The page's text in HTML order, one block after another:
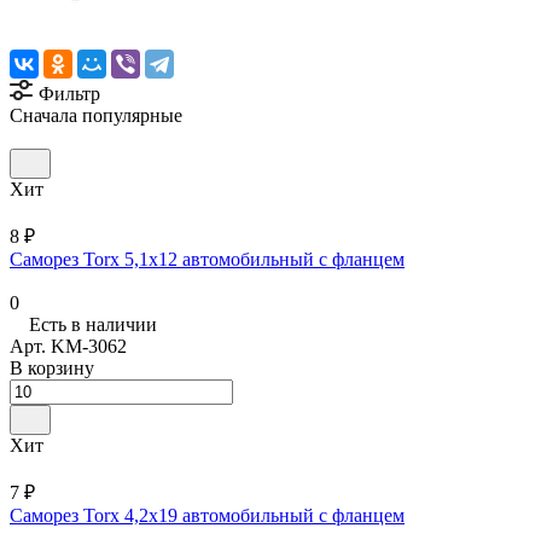
Фильтр
Сначала популярные
Хит
8 ₽
Саморез Torx 5,1х12 автомобильный с фланцем
0
Есть в наличии
Арт. KM-3062
В корзину
Хит
7 ₽
Саморез Torx 4,2х19 автомобильный с фланцем